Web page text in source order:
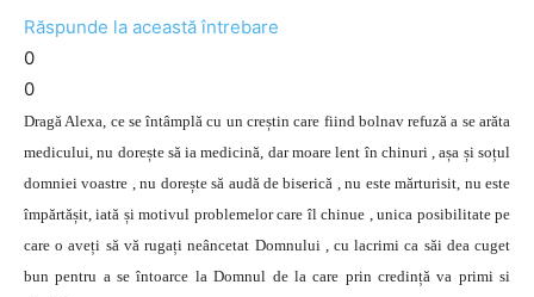
Răspunde la această întrebare
0
0
Dragă Alexa, ce se întâmplă cu un creștin care fiind bolnav refuză a se arăta
medicului, nu dorește să ia medicină, dar moare lent în chinuri , așa și soțul
domniei voastre , nu dorește să audă de biserică , nu este mărturisit, nu este
împărtășit, iată și motivul problemelor care îl chinue , unica posibilitate pe
care o aveți să vă rugați neâncetat Domnului , cu lacrimi ca săi dea cuget
bun pentru a se întoarce la Domnul de la care prin credință va primi si